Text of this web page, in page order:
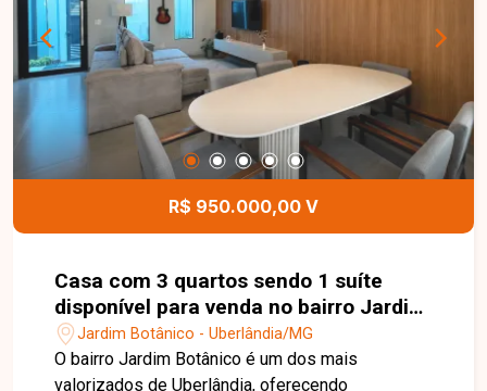
bem localizada.
R$ 950.000,00 V
Casa com 3 quartos sendo 1 suíte
disponível para venda no bairro Jardim
Botânico em Uberlândia-MG
Jardim Botânico - Uberlândia/MG
O bairro Jardim Botânico é um dos mais
valorizados de Uberlândia, oferecendo